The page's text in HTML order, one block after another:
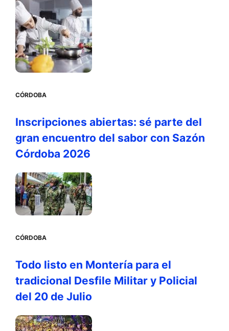
CÓRDOBA
Inscripciones abiertas: sé parte del
gran encuentro del sabor con Sazón
Córdoba 2026
CÓRDOBA
Todo listo en Montería para el
tradicional Desfile Militar y Policial
del 20 de Julio